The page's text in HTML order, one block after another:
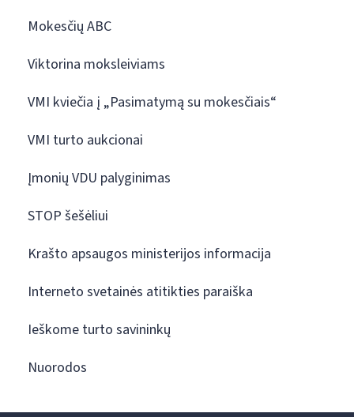
Mokesčių ABC
Viktorina moksleiviams
VMI kviečia į „Pasimatymą su mokesčiais“
VMI turto aukcionai
Įmonių VDU palyginimas
STOP šešėliui
Krašto apsaugos ministerijos informacija
Interneto svetainės atitikties paraiška
Ieškome turto savininkų
Nuorodos